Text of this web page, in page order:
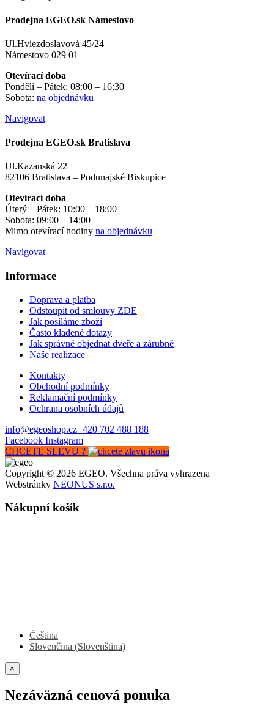
Prodejna EGEO.sk Námestovo
Ul.Hviezdoslavová 45/24
Námestovo 029 01
Otevírací doba
Pondělí – Pátek: 08:00 – 16:30
Sobota: na objednávku
Navigovat
Prodejna EGEO.sk Bratislava
Ul.Kazanská 22
82106 Bratislava – Podunajské Biskupice
Otevírací doba
Úterý – Pátek: 10:00 – 18:00
Sobota: 09:00 – 14:00
Mimo otevírací hodiny na objednávku
Navigovat
Informace
Doprava a platba
Odstoupit od smlouvy ZDE
Jak posíláme zboží
Často kladené dotazy
Jak správně objednat dveře a zárubně
Naše realizace
Kontakty
Obchodní podmínky
Reklamační podmínky
Ochrana osobních údajů
info@egeoshop.cz+420 702 488 188
Facebook Instagram
CHCETE SLEVU ?
Copyright © 2026 EGEO. Všechna práva vyhrazena
Webstránky NEONUS s.r.o.
Nákupní košík
Čeština
Slovenčina (Slovenština)
×
Nezáväzná cenová ponuka